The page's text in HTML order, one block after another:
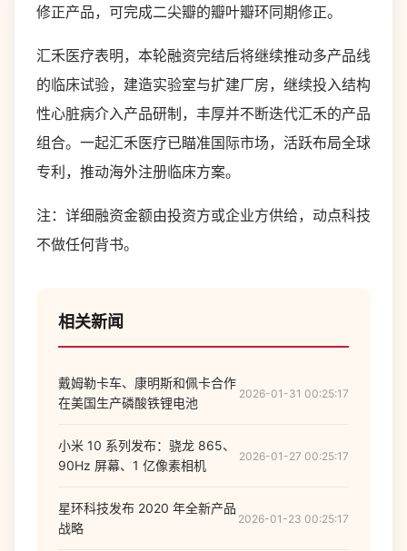
修正产品，可完成二尖瓣的瓣叶瓣环同期修正。
汇禾医疗表明，本轮融资完结后将继续推动多产品线
的临床试验，建造实验室与扩建厂房，继续投入结构
性心脏病介入产品研制，丰厚并不断迭代汇禾的产品
组合。一起汇禾医疗已瞄准国际市场，活跃布局全球
专利，推动海外注册临床方案。
注：详细融资金额由投资方或企业方供给，动点科技
不做任何背书。
相关新闻
戴姆勒卡车、康明斯和佩卡合作
在美国生产磷酸铁锂电池
2026-01-31 00:25:17
小米 10 系列发布：骁龙 865、
90Hz 屏幕、1 亿像素相机
2026-01-27 00:25:17
星环科技发布 2020 年全新产品
战略
2026-01-23 00:25:17